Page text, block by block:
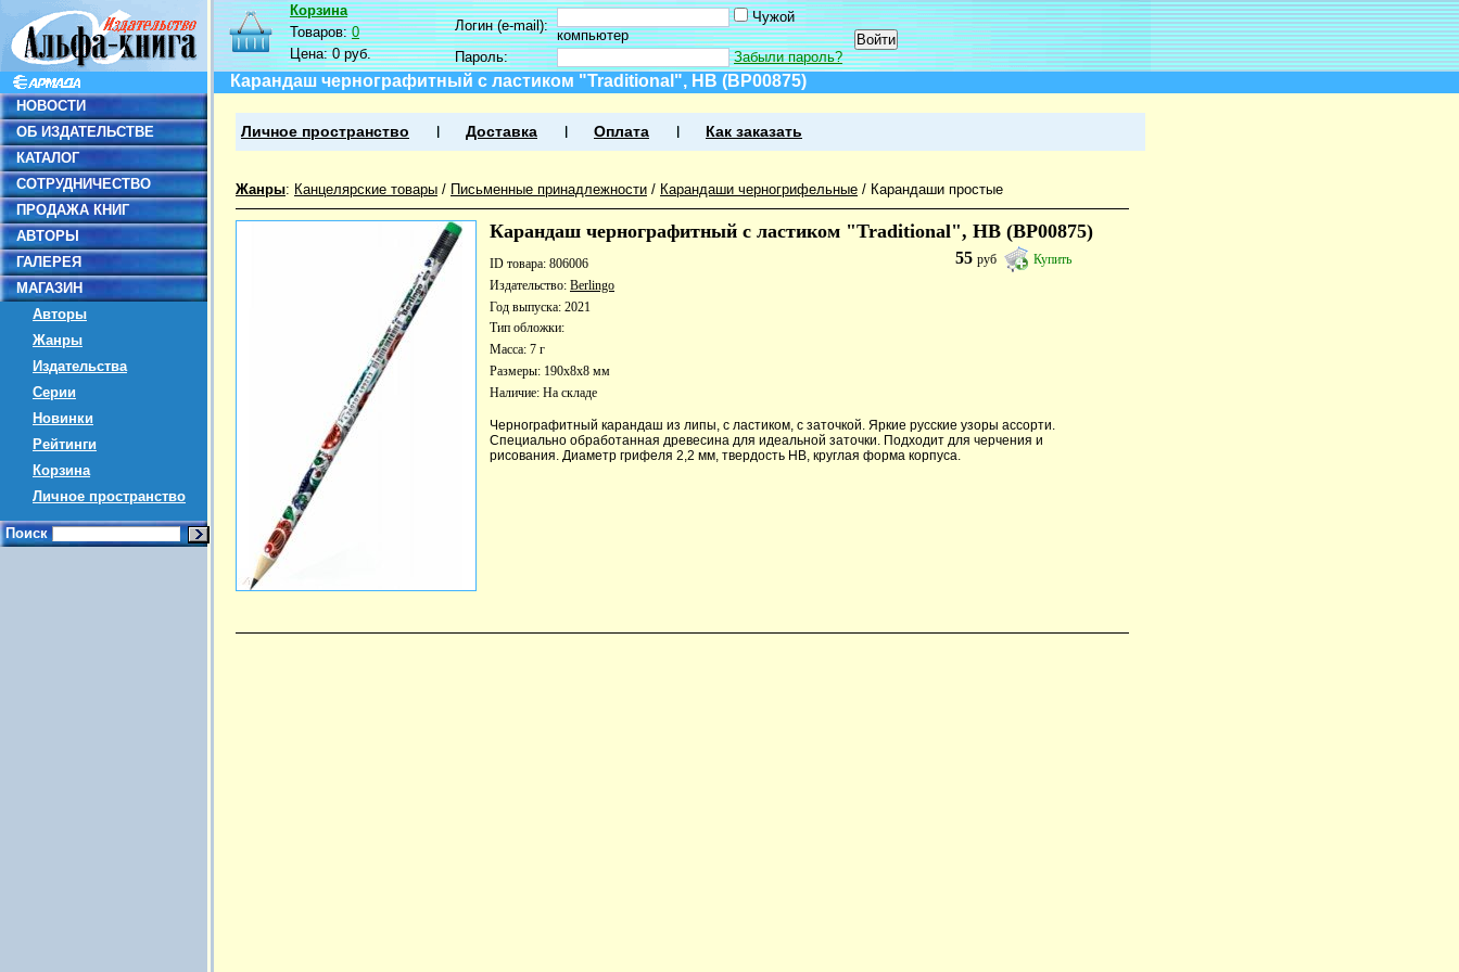
НОВОСТИ
ОБ ИЗДАТЕЛЬСТВЕ
КАТАЛОГ
СОТРУДНИЧЕСТВО
ПРОДАЖА КНИГ
АВТОРЫ
ГАЛЕРЕЯ
МАГАЗИН
Авторы
Жанры
Издательства
Серии
Новинки
Рейтинги
Корзина
Личное пространство
Поиск
Корзина
Товаров:0
Цена:0 руб.
Логин (e-mail):
Чужой
компьютер
Пароль:
Забыли пароль?
Карандаш чернографитный с ластиком "Traditional", HB (BP00875)
Личное пространство Доставка Оплата Как заказать
Жанры: Канцелярские товары / Письменные принадлежности / Карандаши черногрифельные / Карандаши простые
Карандаш чернографитный с ластиком "Traditional", HB (BP00875)
55руб Купить
ID товара: 806006
Издательство: Berlingo
Год выпуска: 2021
Тип обложки:
Масса: 7 г
Размеры: 190x8x8 мм
Наличие: На складе
Чернографитный карандаш из липы, с ластиком, с заточкой. Яркие русские узоры ассорти.
Специально обработанная древесина для идеальной заточки. Подходит для черчения и
рисования. Диаметр грифеля 2,2 мм, твердость HB, круглая форма корпуса.